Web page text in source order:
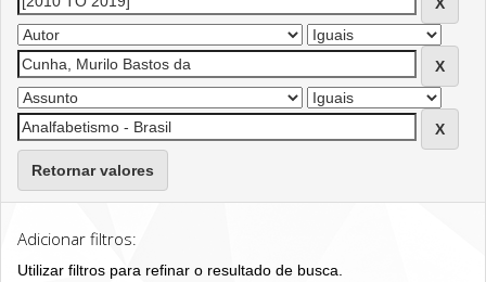
Retornar valores
Adicionar filtros:
Utilizar filtros para refinar o resultado de busca.